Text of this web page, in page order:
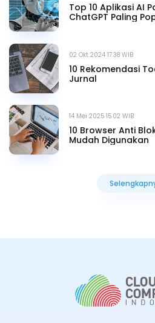
Top 10 Aplikasi AI
ChatGPT Paling
02 Okt 2024 17.38 WIB
10 Rekomendasi
Jurnal
14 Mei 2025 15.02 WIB
10 Browser Anti
Mudah Digunakan